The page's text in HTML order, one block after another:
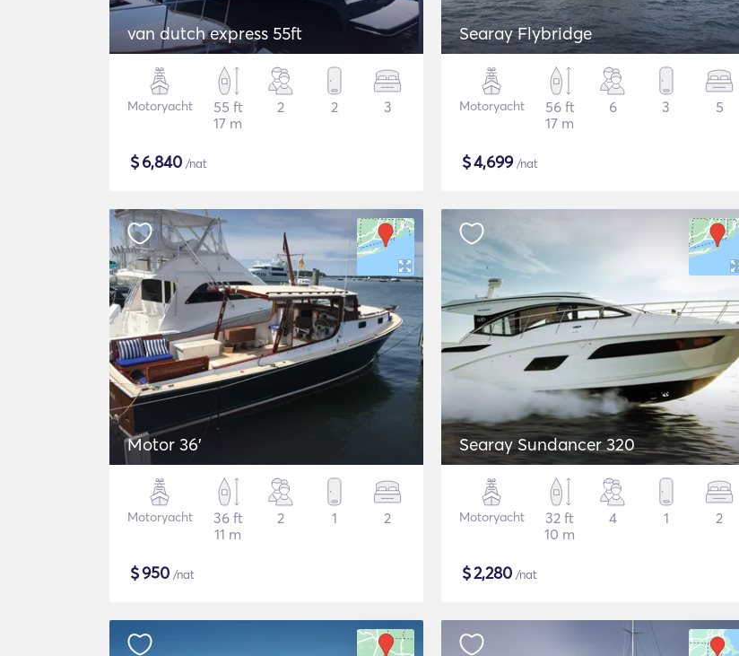
van dutch express 55ft
Motoryacht
55 ft
17 m
2 2 3
$6,840 /nat
Searay Flybridge
Motoryacht
56 ft
17 m
6 3 5
$4,699/nat
Motor 36'
Motoryacht
36 ft
11 m
2 1 2
$950 /nat
Searay Sundancer 320
Motoryacht
32 ft
10 m
4 1 2
$2,280 /nat